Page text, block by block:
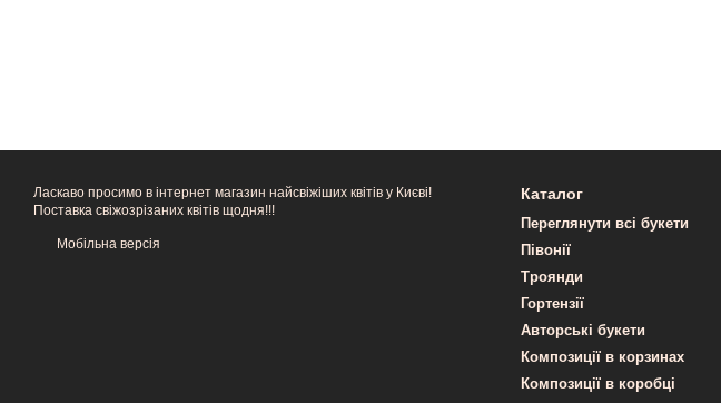
Ласкаво просимо в інтернет магазин найсвіжіших квітів у Києві!
Поставка свіжозрізаних квітів щодня!!!
Мобільна версія
Каталог
Переглянути всі букети
Півонії
Троянди
Гортензії
Авторські букети
Композиції в корзинах
Композиції в коробці